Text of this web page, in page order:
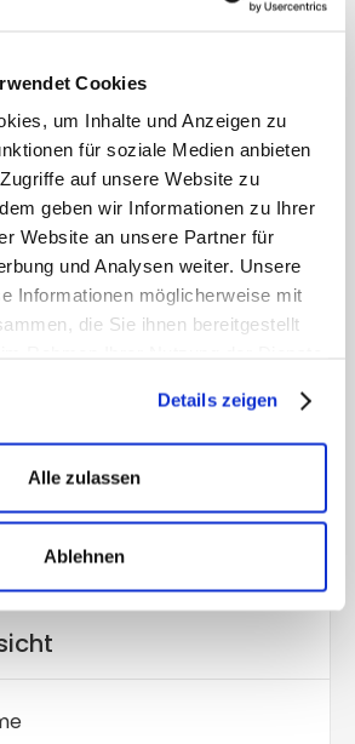
Cookies
um Inhalte und Anzeigen zu
für soziale Medien anbieten
auf unsere Website zu
geben wir Informationen zu Ihrer
Website an unsere Partner für
und Analysen weiter. Unsere
Informationen möglicherweise mit
die Sie ihnen bereitgestellt
Details zeigen
Alle zulassen
Ablehnen